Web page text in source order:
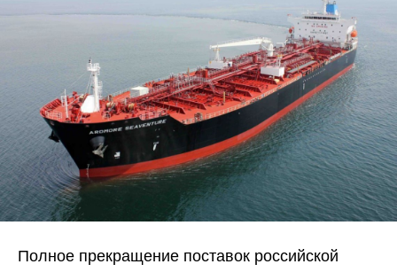
Полное прекращение поставок российской